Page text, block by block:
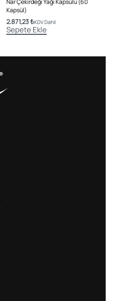
Nar Çekirdeği Yağı Kapsülü (60
Kapsül)
2.871,23₺KDV Dahil
Sepete Ekle